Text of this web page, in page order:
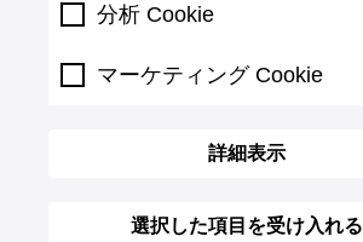
分析 Cookie
マーケティング Cookie
詳細表示
選択した項目を受け入れる